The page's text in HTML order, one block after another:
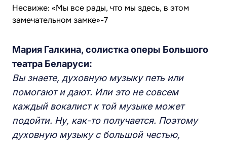
Мария Галкина, солистка оперы Большого
театра Беларуси:
Вы знаете, духовную музыку петь или
помогают и дают. Или это не совсем
каждый вокалист к той музыке может
подойти. Ну, как-то получается. Поэтому
духовную музыку с большой честью,